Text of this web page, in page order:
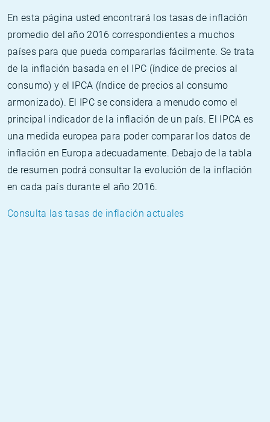
En esta página usted encontrará los tasas de inflación
promedio del año 2016 correspondientes a muchos
países para que pueda compararlas fácilmente. Se trata
de la inflación basada en el IPC (índice de precios al
consumo) y el IPCA (índice de precios al consumo
armonizado). El IPC se considera a menudo como el
principal indicador de la inflación de un país. El IPCA es
una medida europea para poder comparar los datos de
inflación en Europa adecuadamente. Debajo de la tabla
de resumen podrá consultar la evolución de la inflación
en cada país durante el año 2016.
Consulta las tasas de inflación actuales